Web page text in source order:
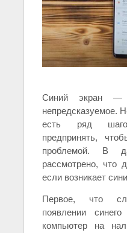
Синий экран —
непредсказуемое.
есть ряд
предпринять,
проблемой. В
рассмотрено, что
если возникает
Первое, что
появлении
компьютер на